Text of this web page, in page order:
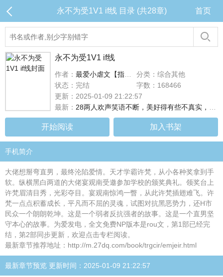
永不为受1V1 if线 目录 (共28章) 首页
永不为受1V1 if线
作者： 最爱小虐文【指挥官求推荐票】
分类：综合其他
状态：完结
字数：168466
更新：2025-01-09 21:22:57
最新： 28两人欢声笑语不断，美好得有些不真实，如同梦幻泡影
开始阅读 加入书架
手机简介
大佬想掰弯直男，最终沦陷爱情。天才学霸许梵，从小各种奖拿到手
软。纵横黑白两道的大佬宴观南受邀参加学校的颁奖典礼。领奖台上
许梵眉清目秀，光彩夺目。宴观南惊鸿一瞥，从此许梵插翅难飞。许
梵一点点积蓄成长，平凡而不屈的灵魂，试图对抗黑恶势力，还H市
民众一个朗朗乾坤。这是一个弱者反抗强者的故事。这是一个直男坚
守本心的故事。为爱发电，全文免费NP版本是rou文，第1部已经完
结，第2部同步更新，欢迎点击专栏阅读。
最新章节推荐地址：http://m.27dq.com/book/trgcir/emjeir.html
最新章节预览 更新时间：2025-01-09 21:22:57